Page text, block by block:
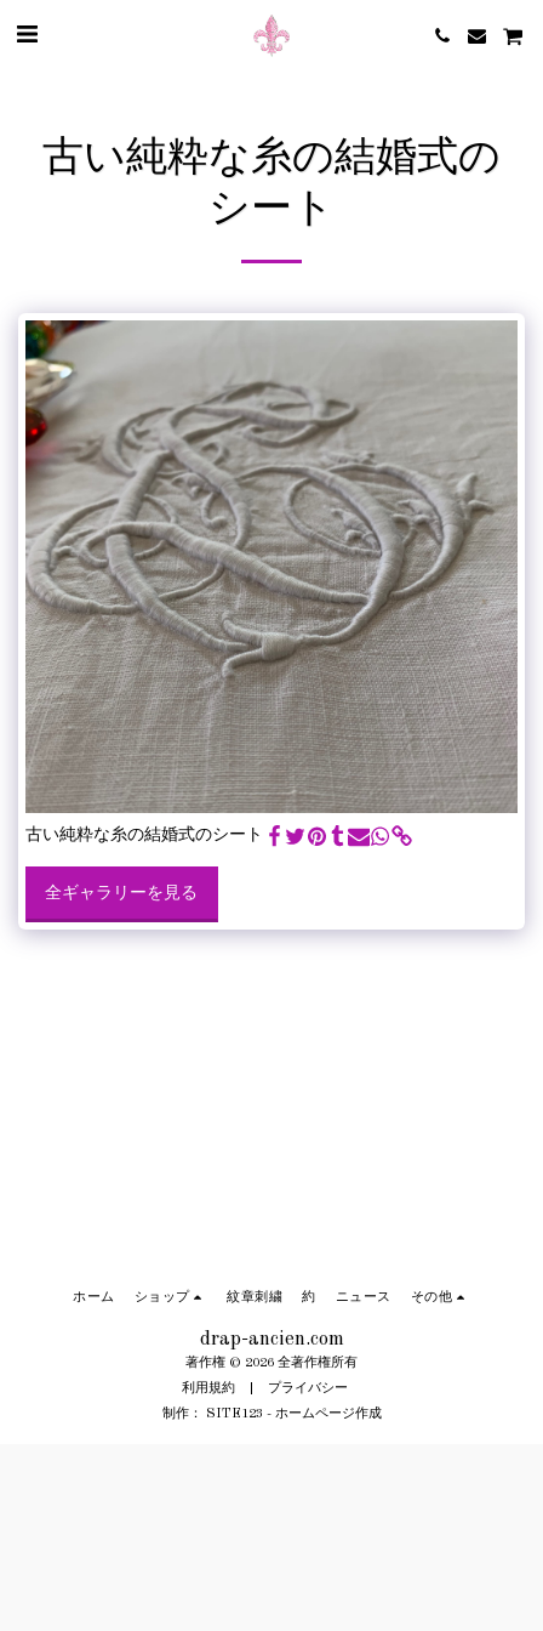
古い純粋な糸の結婚式の
シート
古い純粋な糸の結婚式のシート
全ギャラリーを見る
drap-ancien.com
著作権 © 2026 全著作権所有
利用規約|
プライバシー
制作：
SITE123 - ホームページ作成
ホーム ショップ 紋章刺繍 約 ニュース その他